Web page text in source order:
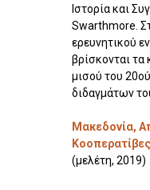
Ιστορία και
Swarthmore.
ερευνητικού
βρίσκονται τα
μισού του
διδαγμάτων
Μακεδονία,
(μελέτη, 2019)